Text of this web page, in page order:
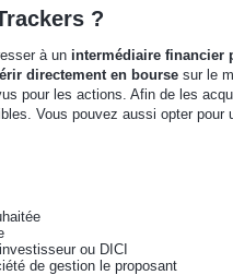
?
à un intermédiaire financier
directement en bourse sur le
pour les actions. Afin de les
Vous pouvez aussi opter pour
ou DICI
de gestion le proposant